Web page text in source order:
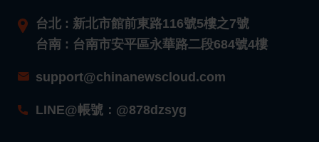
台北 : 新北市館前東路116號5樓之7號
台南 : 台南市安平區永華路二段684號4樓
support@chinanewscloud.com
LINE@帳號：@878dzsyg